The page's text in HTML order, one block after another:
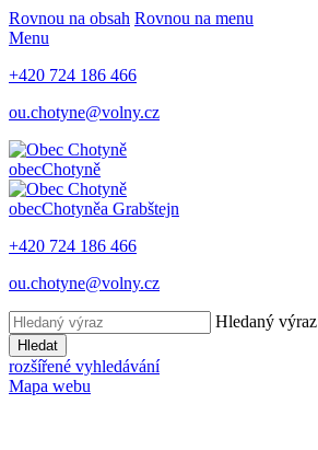
Rovnou na obsah Rovnou na menu
Menu
+420 724 186 466
ou.chotyne@volny.cz
obecChotyně
obecChotyněa Grabštejn
+420 724 186 466
ou.chotyne@volny.cz
Hledaný výraz
Hledat
rozšířené vyhledávání
Mapa webu